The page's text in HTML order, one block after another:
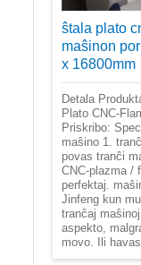
ŝtala plato
maŝinon
x 16800mm
Detala
Plato CNC-
Priskribo:
maŝino 1.
povas tranĉi
CNC-plazma /
perfektaj.
Jinfeng kun
tranĉaj
aspekto,
movo. Ili